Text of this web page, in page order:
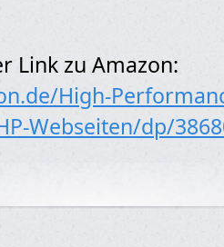
Link zu Amazon:
High-
Webseiten/dp/